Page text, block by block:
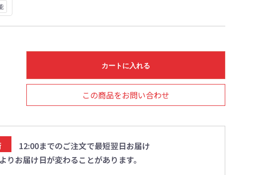
カートに入れる
この商品をお問い合わせ
12:00までのご注文で最短翌日お届け
りお届け日が変わることがあります。